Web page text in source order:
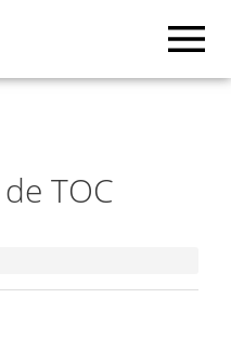
TOC